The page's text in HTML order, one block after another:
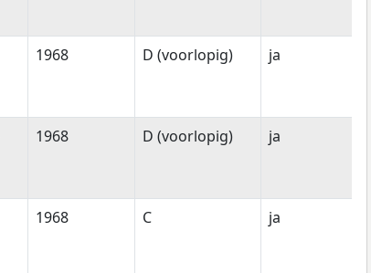
1968 D (voorlopig) ja
1968 D (voorlopig) ja
1968 C ja